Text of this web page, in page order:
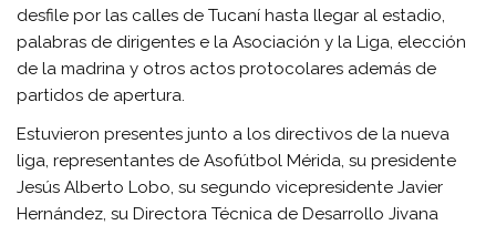
desfile por las calles de Tucaní hasta llegar al estadio,
palabras de dirigentes e la Asociación y la Liga, elección
de la madrina y otros actos protocolares además de
partidos de apertura.
Estuvieron presentes junto a los directivos de la nueva
liga, representantes de Asofútbol Mérida, su presidente
Jesús Alberto Lobo, su segundo vicepresidente Javier
Hernández, su Directora Técnica de Desarrollo Jivana